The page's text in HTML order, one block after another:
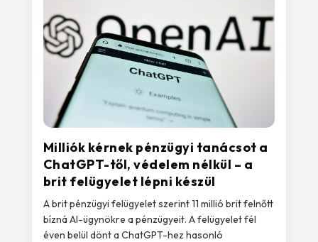
Milliók kérnek pénzügyi tanácsot a
ChatGPT-től, védelem nélkül – a
brit felügyelet lépni készül
A brit pénzügyi felügyelet szerint 11 millió brit felnőtt
bízná AI-ügynökre a pénzügyeit. A felügyelet fél
éven belül dönt a ChatGPT-hez hasonló